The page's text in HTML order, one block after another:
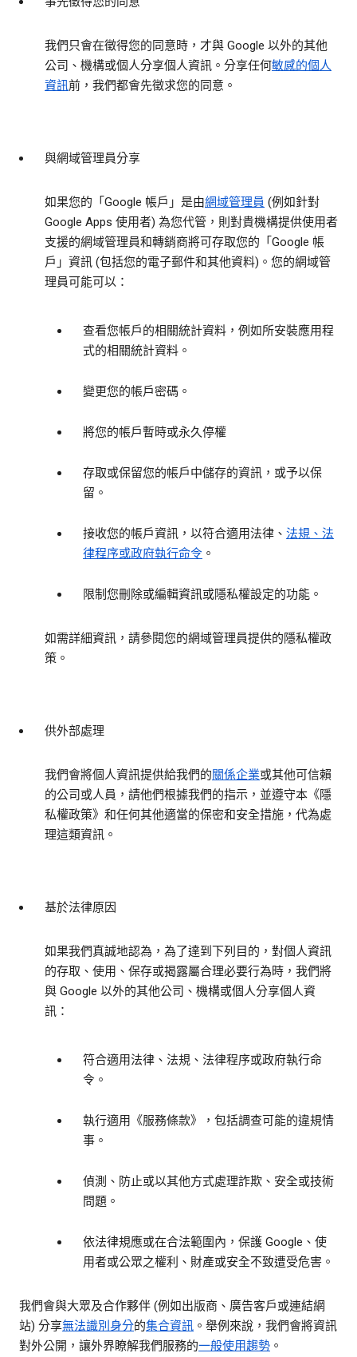
我們只會在徵得您的同意時，才與 Google 以外的其他
公司、機構或個人分享個人資訊。分享任何敏感的個人
資訊前，我們都會先徵求您的同意。
與網域管理員分享
如果您的「Google 帳戶」是由網域管理員 (例如針對
Google Apps 使用者) 為您代管，則對貴機構提供使用者
支援的網域管理員和轉銷商將可存取您的「Google 帳
戶」資訊 (包括您的電子郵件和其他資料)。您的網域管
理員可能可以：
查看您帳戶的相關統計資料，例如所安裝應用程
式的相關統計資料。
變更您的帳戶密碼。
將您的帳戶暫時或永久停權
存取或保留您的帳戶中儲存的資訊，或予以保
留。
接收您的帳戶資訊，以符合適用法律、 法規、法
律程序或政府執行命令 。
限制您刪除或編輯資訊或隱私權設定的功能。
如需詳細資訊，請參閱您的網域管理員提供的隱私權政
策。
供外部處理
我們會將個人資訊提供給我們的關係企業或其他可信賴
的公司或人員，請他們根據我們的指示，並遵守本《隱
私權政策》和任何其他適當的保密和安全措施，代為處
理這類資訊。
基於法律原因
如果我們真誠地認為，為了達到下列目的，對個人資訊
的存取、使用、保存或揭露屬合理必要行為時，我們將
與 Google 以外的其他公司、機構或個人分享個人資
訊：
符合適用法律、法規、法律程序或政府執行命
令。
執行適用《服務條款》，包括調查可能的違規情
事。
偵測、防止或以其他方式處理詐欺、安全或技術
問題。
依法律規應或在合法範圍內，保護 Google、使
用者或公眾之權利、財產或安全不致遭受危害。
我們會與大眾及合作夥伴 (例如出版商、廣告客戶或連結網
站) 分享無法識別身分的集合資訊 。舉例來說，我們會將資訊
對外公開，讓外界瞭解我們服務的一般使用趨勢 。